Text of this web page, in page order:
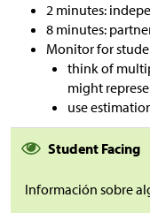
2 minutes:
8 minutes:
Monitor for
think of
might
use
Student Facing
Información sobre